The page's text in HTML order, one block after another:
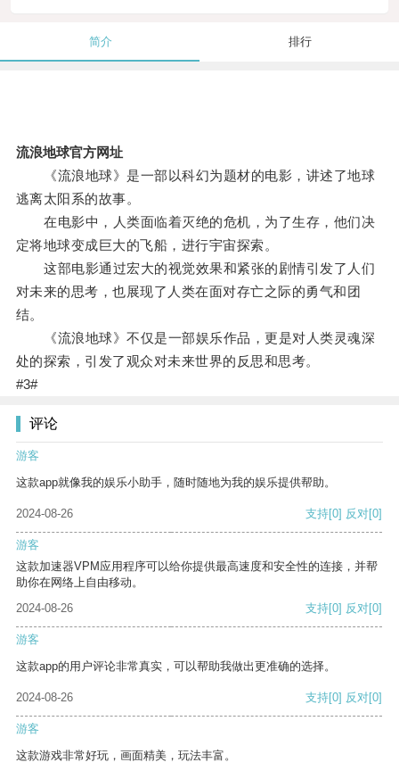
简介 排行
流浪地球官方网址
《流浪地球》是一部以科幻为题材的电影，讲述了地球
逃离太阳系的故事。
在电影中，人类面临着灭绝的危机，为了生存，他们决
定将地球变成巨大的飞船，进行宇宙探索。
这部电影通过宏大的视觉效果和紧张的剧情引发了人们
对未来的思考，也展现了人类在面对存亡之际的勇气和团
结。
《流浪地球》不仅是一部娱乐作品，更是对人类灵魂深
处的探索，引发了观众对未来世界的反思和思考。
#3#
评论
游客
这款app就像我的娱乐小助手，随时随地为我的娱乐提供帮助。
2024-08-26 支持[0] 反对[0]
游客
这款加速器VPM应用程序可以给你提供最高速度和安全性的连接，并帮
助你在网络上自由移动。
2024-08-26
支持[0] 反对[0]
游客
这款app的用户评论非常真实，可以帮助我做出更准确的选择。
2024-08-26 支持[0] 反对[0]
游客
这款游戏非常好玩，画面精美，玩法丰富。